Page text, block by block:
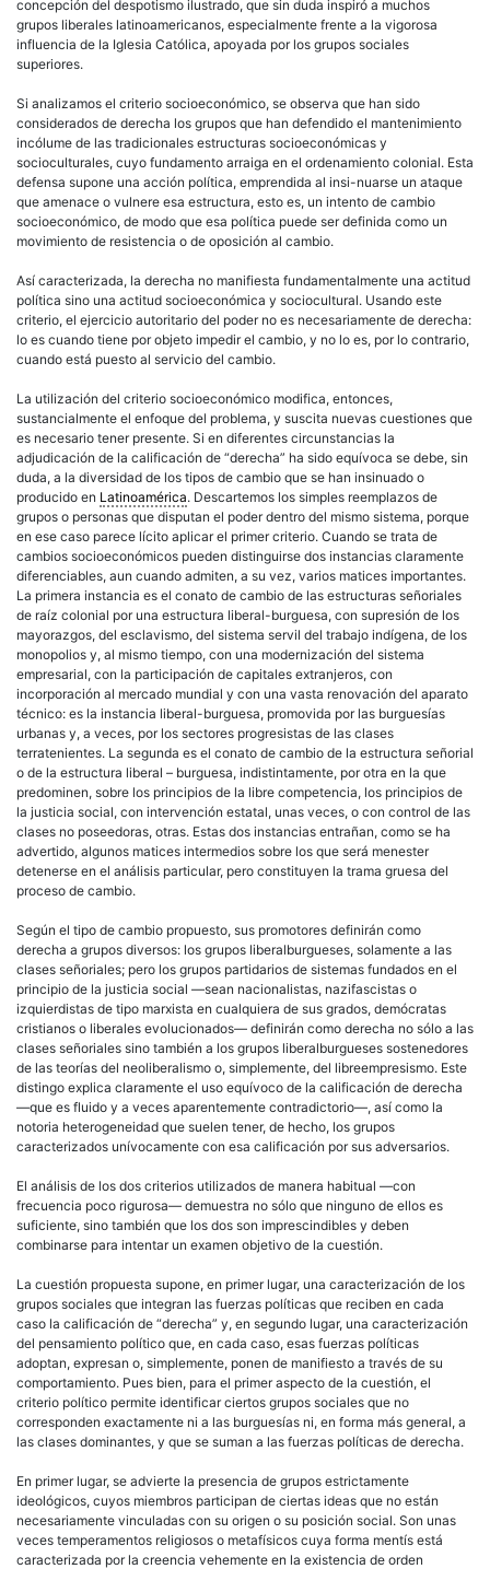
concepción del despotismo ilustrado, que sin duda inspiró a muchos
grupos liberales latinoamericanos, especialmente frente a la vigorosa
influencia de la Iglesia Católica, apoyada por los grupos sociales
superiores.
Si analizamos el criterio socioeconómico, se observa que han sido
considerados de derecha los grupos que han defendido el mantenimiento
incólume de las tradicionales estructuras socioeconómicas y
socioculturales, cuyo fundamento arraiga en el ordenamiento colonial. Esta
defensa supone una acción política, emprendida al insi-nuarse un ataque
que amenace o vulnere esa estructura, esto es, un intento de cambio
socioeconómico, de modo que esa política puede ser definida como un
movimiento de resistencia o de oposición al cambio.
Así caracterizada, la derecha no manifiesta fundamentalmente una actitud
política sino una actitud socioeconómica y sociocultural. Usando este
criterio, el ejercicio autoritario del poder no es necesariamente de derecha:
lo es cuando tiene por objeto impedir el cambio, y no lo es, por lo contrario,
cuando está puesto al servicio del cambio.
La utilización del criterio socioeconómico modifica, entonces,
sustancialmente el enfoque del problema, y suscita nuevas cuestiones que
es necesario tener presente. Si en diferentes circunstancias la
adjudicación de la calificación de “derecha” ha sido equívoca se debe, sin
duda, a la diversidad de los tipos de cambio que se han insinuado o
producido en Latinoamérica. Descartemos los simples reemplazos de
grupos o personas que disputan el poder dentro del mismo sistema, porque
en ese caso parece lícito aplicar el primer criterio. Cuando se trata de
cambios socioeconómicos pueden distinguirse dos instancias claramente
diferenciables, aun cuando admiten, a su vez, varios matices importantes.
La primera instancia es el conato de cambio de las estructuras señoriales
de raíz colonial por una estructura liberal-burguesa, con supresión de los
mayorazgos, del esclavismo, del sistema servil del trabajo indígena, de los
monopolios y, al mismo tiempo, con una modernización del sistema
empresarial, con la participación de capitales extranjeros, con
incorporación al mercado mundial y con una vasta renovación del aparato
técnico: es la instancia liberal-burguesa, promovida por las burguesías
urbanas y, a veces, por los sectores progresistas de las clases
terratenientes. La segunda es el conato de cambio de la estructura señorial
o de la estructura liberal – burguesa, indistintamente, por otra en la que
predominen, sobre los principios de la libre competencia, los principios de
la justicia social, con intervención estatal, unas veces, o con control de las
clases no poseedoras, otras. Estas dos instancias entrañan, como se ha
advertido, algunos matices intermedios sobre los que será menester
detenerse en el análisis particular, pero constituyen la trama gruesa del
proceso de cambio.
Según el tipo de cambio propuesto, sus promotores definirán como
derecha a grupos diversos: los grupos liberalburgueses, solamente a las
clases señoriales; pero los grupos partidarios de sistemas fundados en el
principio de la justicia social —sean nacionalistas, nazifascistas o
izquierdistas de tipo marxista en cualquiera de sus grados, demócratas
cristianos o liberales evolucionados— definirán como derecha no sólo a las
clases señoriales sino también a los grupos liberalburgueses sostenedores
de las teorías del neoliberalismo o, simplemente, del libreempresismo. Este
distingo explica claramente el uso equívoco de la calificación de derecha
—que es fluido y a veces aparentemente contradictorio—, así como la
notoria heterogeneidad que suelen tener, de hecho, los grupos
caracterizados unívocamente con esa calificación por sus adversarios.
El análisis de los dos criterios utilizados de manera habitual —con
frecuencia poco rigurosa— demuestra no sólo que ninguno de ellos es
suficiente, sino también que los dos son imprescindibles y deben
combinarse para intentar un examen objetivo de la cuestión.
La cuestión propuesta supone, en primer lugar, una caracterización de los
grupos sociales que integran las fuerzas políticas que reciben en cada
caso la calificación de “derecha” y, en segundo lugar, una caracterización
del pensamiento político que, en cada caso, esas fuerzas políticas
adoptan, expresan o, simplemente, ponen de manifiesto a través de su
comportamiento. Pues bien, para el primer aspecto de la cuestión, el
criterio político permite identificar ciertos grupos sociales que no
corresponden exactamente ni a las burguesías ni, en forma más general, a
las clases dominantes, y que se suman a las fuerzas políticas de derecha.
En primer lugar, se advierte la presencia de grupos estrictamente
ideológicos, cuyos miembros participan de ciertas ideas que no están
necesariamente vinculadas con su origen o su posición social. Son unas
veces temperamentos religiosos o metafísicos cuya forma mentís está
caracterizada por la creencia vehemente en la existencia de orden